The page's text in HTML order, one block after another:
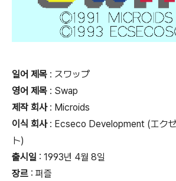
일어 제목 : スワップ
영어 제목 : Swap
제작 회사: Microids
이식 회사: Ecseco Development (エク
ト)
출시일 : 1993년 4월 8일
장르 : 퍼즐